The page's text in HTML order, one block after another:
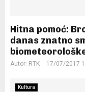
Hitna pomoć:
danas znatno
Autor: RTK 17/07/2017
Kultura